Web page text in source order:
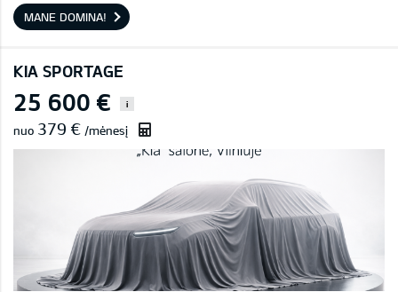
MANE DOMINA!
KIA SPORTAGE
25 600 € i
nuo 379 € /mėnesį